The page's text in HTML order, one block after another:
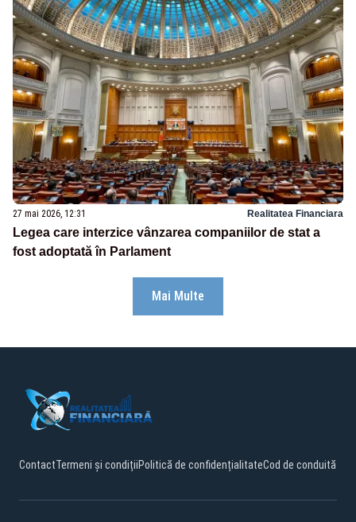
27 mai 2026, 12:31 Realitatea Financiara
Legea care interzice vânzarea companiilor de stat a
fost adoptată în Parlament
Mai Multe
ContactTermeni și condițiiPolitică de confidențialitateCod de conduită